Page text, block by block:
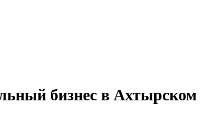
бизнес в Ахтырском